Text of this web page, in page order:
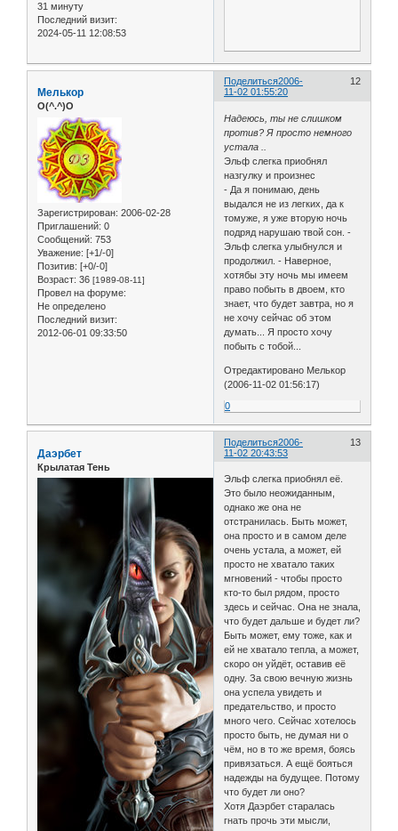
31 минуту
Последний визит:
2024-05-11 12:08:53
Поделиться 12
2006-
11-02 01:55:20
Мелькор
O(^.^)O
Зарегистрирован: 2006-02-28
Приглашений: 0
Сообщений: 753
Уважение: [+1/-0]
Позитив: [+0/-0]
Возраст: 36 [1989-08-11]
Провел на форуме:
Не определено
Последний визит:
2012-06-01 09:33:50
Надеюсь, ты не слишком
против? Я просто немного
устала ..
Эльф слегка приобнял
назгулку и произнес
- Да я понимаю, день
выдался не из легких, да к
томуже, я уже вторую ночь
подряд нарушаю твой сон. -
Эльф слегка улыбнулся и
продолжил. - Наверное,
хотябы эту ночь мы имеем
право побыть в двоем, кто
знает, что будет завтра, но я
не хочу сейчас об этом
думать... Я просто хочу
побыть с тобой...
Отредактировано Мелькор
(2006-11-02 01:56:17)
0
Поделиться 13
2006-
11-02 20:43:53
Даэрбет
Крылатая Тень
Эльф слегка приобнял её.
Это было неожиданным,
однако же она не
отстранилась. Быть может,
она просто и в самом деле
очень устала, а может, ей
просто не хватало таких
мгновений - чтобы просто
кто-то был рядом, просто
здесь и сейчас. Она не знала,
что будет дальше и будет ли?
Быть может, ему тоже, как и
ей не хватало тепла, а может,
скоро он уйдёт, оставив её
одну. За свою вечную жизнь
она успела увидеть и
предательство, и просто
много чего. Сейчас хотелось
просто быть, не думая ни о
чём, но в то же время, боясь
привязаться. А ещё бояться
надежды на будущее. Потому
что будет ли оно?
Хотя Даэрбет старалась
гнать прочь эти мысли,